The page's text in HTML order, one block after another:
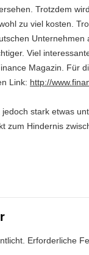
Trotzdem
zu viel kosten.
Unternehmen
Viel
Magazin. Für
Link: http://
stark etwas
zum Hindernis
Erforderliche